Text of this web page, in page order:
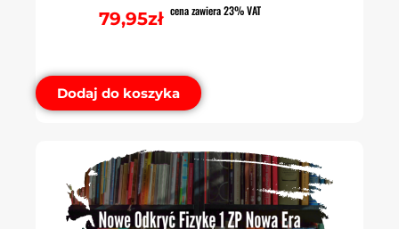
79,95zł cena zawiera 23% VAT
Dodaj do koszyka